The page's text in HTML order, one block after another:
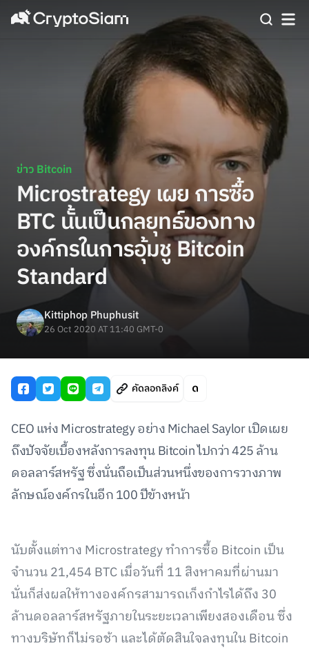
ข่าว Bitcoin
Microstrategy เผย การซื้อ
BTC นั้นเป็นกลยุทธ์ของทาง
องค์กรในการอุ้มชู Bitcoin
Standard
Kittiphop Phuphusit
26 Oct 2020 AT 11:40 GMT-0
คัดลอกลิงค์
CEO แห่ง Microstrategy อย่าง Michael Saylor เปิดเผย
ถึงปัจจัยเบื้องหลังการลงทุน Bitcoin ไปกว่า 425 ล้าน
ดอลลาร์สหรัฐ ซึ่งนั่นถือเป็นส่วนหนึ่งของการวางภาพ
ลักษณ์องค์กรในอีก 100 ปีข้างหน้า
นับตั้งแต่ทาง Microstrategy ทำการซื้อ Bitcoin เป็น
จำนวน 21,454 BTC เมื่อวันที่ 11 สิงหาคมที่ผ่านมา
นั่นก็ส่งผลให้ทางองค์กรสามารถเก็งกำไรได้ถึง 30
ล้านดอลลาร์สหรัฐภายในระยะเวลาเพียงสองเดือน ซึ่ง
ทางบริษัทก็ไม่รอช้า และได้ตัดสินใจลงทุนใน Bitcoin